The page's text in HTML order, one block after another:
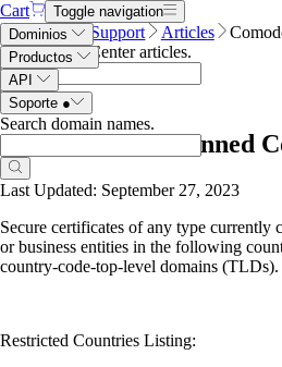
Cart
Toggle navigation
Dominios
Productos
API
Soporte ●
Search domain names.
Name.com Support Articles
Search Help Center articles.
Comodo SSL's Banned
Last Updated: September 27, 2023
Secure certificates of any type currently
or business entities in the following
country-code-top-level domains (TLDs).
Restricted Countries Listing: